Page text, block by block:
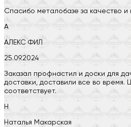
Спасибо металобазе за качество и
А
АЛЕКС ФИЛ
25.09.2024
Заказал профнастил и доски для
доставки, доставили все во время.
соответствует.
Н
Наталья Макарская